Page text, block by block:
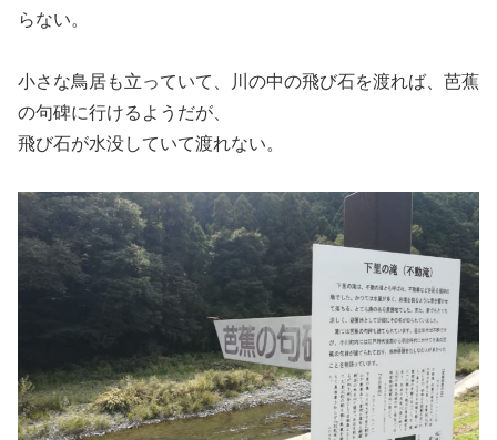
らない。
小さな鳥居も立っていて、川の中の飛び石を渡れば、芭蕉
の句碑に行けるようだが、
飛び石が水没していて渡れない。